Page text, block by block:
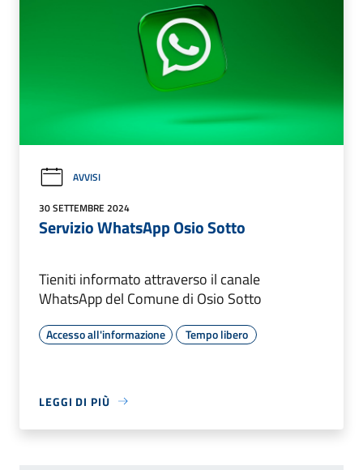
AVVISI
30 SETTEMBRE 2024
Servizio WhatsApp Osio Sotto
Tieniti informato attraverso il canale
WhatsApp del Comune di Osio Sotto
Accesso all'informazione Tempo libero
LEGGI DI PIÙ